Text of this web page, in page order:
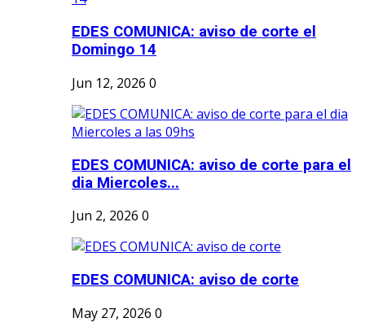
EDES COMUNICA: aviso de corte el
Domingo 14
Jun 12, 2026 0
EDES COMUNICA: aviso de corte para el
dia Miercoles...
Jun 2, 2026 0
EDES COMUNICA: aviso de corte
May 27, 2026 0